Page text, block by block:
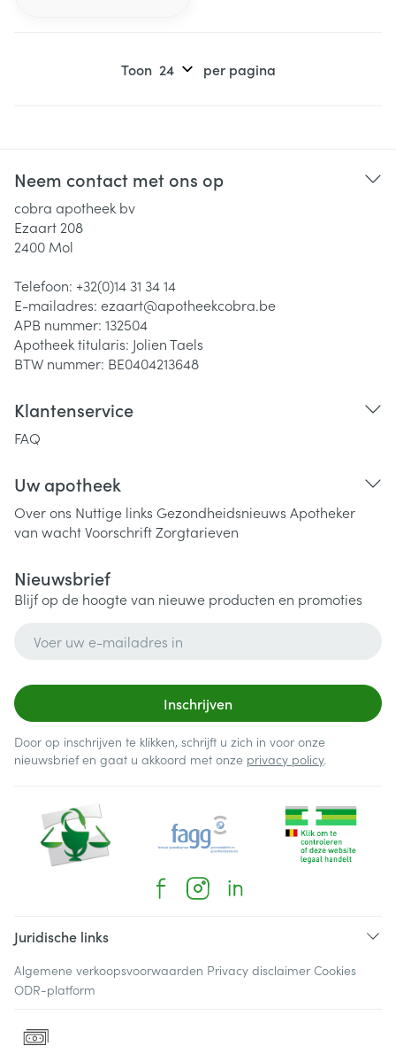
Toon per pagina
Neem contact met ons op
cobra apotheek bv
Ezaart 208
2400 Mol
Telefoon: +32(0)14 31 34 14
E-mailadres: ezaart@apotheekcobra.be
APB nummer: 132504
Apotheek titularis: Jolien Taels
BTW nummer: BE0404213648
Klantenservice
FAQ
Uw apotheek
Over ons Nuttige links Gezondheidsnieuws Apotheker
van wachtVoorschriftZorgtarieven
Nieuwsbrief
Blijf op de hoogte van nieuwe producten en promoties
Inschrijven
Door op inschrijven te klikken, schrijft u zich in voor onze
nieuwsbrief en gaat u akkoord met onze privacy policy.
Juridische links
Algemene verkoopsvoorwaarden Privacy disclaimer Cookies
ODR-platform